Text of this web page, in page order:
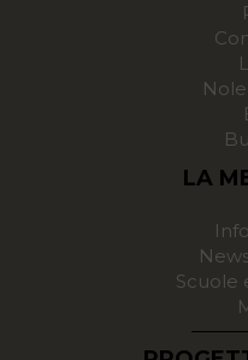
LA
Scuole